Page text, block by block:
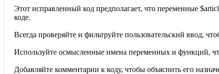
Этот исправленный код предполагает, что переменные
коде.
Всегда проверяйте и фильтруйте пользовательский ввод,
Используйте осмысленные имена переменных и функций,
Добавляйте комментарии к коду, чтобы объяснить его